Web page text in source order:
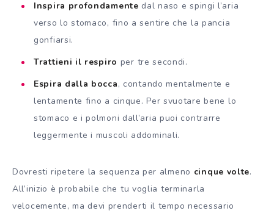
Inspira profondamente dal naso e spingi l’aria
verso lo stomaco, fino a sentire che la pancia
gonfiarsi.
Trattieni il respiro per tre secondi.
Espira dalla bocca, contando mentalmente e
lentamente fino a cinque. Per svuotare bene lo
stomaco e i polmoni dall’aria puoi contrarre
leggermente i muscoli addominali.
Dovresti ripetere la sequenza per almeno cinque volte.
All’inizio è probabile che tu voglia terminarla
velocemente, ma devi prenderti il tempo necessario